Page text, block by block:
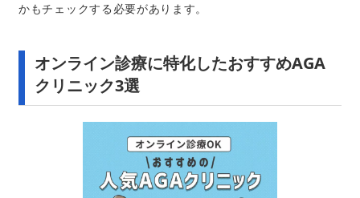
かもチェックする必要があります。
オンライン診療に特化したおすすめAGA
クリニック3選